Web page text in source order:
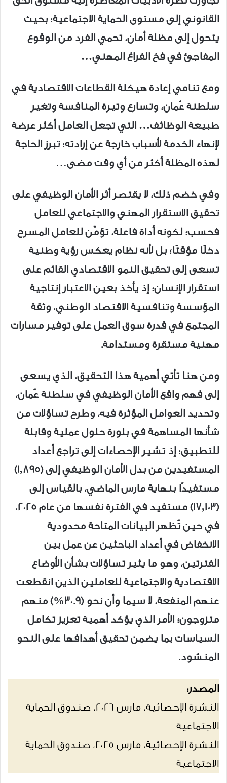
القانوني إلى مستوى الحماية الاجتماعية؛ بحيث
يتحول إلى مظلة أمان، تحمي الفرد من الوقوع
المفاجئ في فخ الفراغ المهني…
ومع تنامي إعادة هيكلة القطاعات الاقتصادية في
سلطنة عُمان، وتسارع وتيرة المنافسة وتغير
طبيعة الوظائف… التي تجعل العامل أكثر عرضة
لإنهاء الخدمة لأسباب خارجة عن إرادته؛ تبرز الحاجة
لهذه المظلة أكثر من أي وقت مضى…
وفي خضم ذلك، لا يقتصر أثر الأمان الوظيفي على
تحقيق الاستقرار المهني والاجتماعي للعامل
فحسب؛ لكونه أداة فاعلة، تؤمّن للعامل المسرح
دخلًا مؤقتًا؛ بل لأنه نظام يعكس رؤية وطنية
تسعى إلى تحقيق النمو الاقتصادي القائم على
استقرار الإنسان؛ إذ يأخذ بعين الاعتبار إنتاجية
المؤسسة وتنافسية الاقتصاد الوطني، وثقة
المجتمع في قدرة سوق العمل على توفير مسارات
مهنية مستقرة ومستدامة.
ومن هنا تأتي أهمية هذا التحقيق، الذي يسعى
إلى فهم واقع الأمان الوظيفي في سلطنة عُمان،
وتحديد العوامل المؤثرة فيه، وطرح تساؤلات من
شأنها المساهمة في بلورة حلول عملية وقابلة
للتطبيق؛ إذ تشير الإحصاءات إلى تراجع أعداد
المستفيدين من بدل الأمان الوظيفي إلى (1,895)
مستفيدًا بنهاية مارس الماضي، بالقياس إلى
(17,103) مستفيد في الفترة نفسها من عام 2025،
في حين تُظهر البيانات المتاحة محدودية
الانخفاض في أعداد الباحثين عن عمل بين
الفترتين، وهو ما يثير تساؤلات بشأن الأوضاع
الاقتصادية والاجتماعية للعاملين الذين انقطعت
عنهم المنفعة، لا سيما وأن نحو (30.9%) منهم
متزوجون؛ الأمر الذي يؤكد أهمية تعزيز تكامل
السياسات بما يضمن تحقيق أهدافها على النحو
المنشود.
المصدر:
النشرة الإحصائية، مارس 2026، صندوق الحماية
الاجتماعية
النشرة الإحصائية، مارس 2025، صندوق الحماية
الاجتماعية